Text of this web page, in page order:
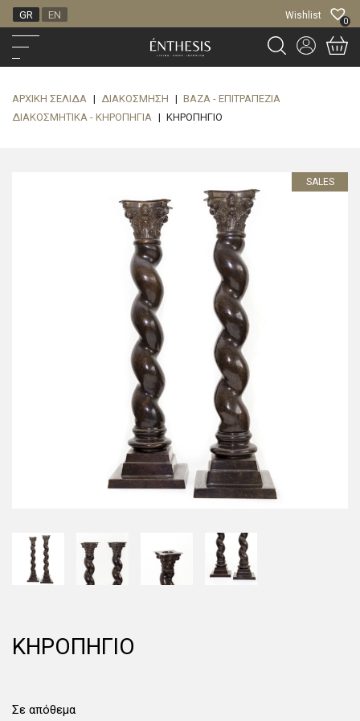
GR EN Wishlist
0
ΑΡΧΙΚΉ ΣΕΛΊΔΑ | ΔΙΑΚΌΣΜΗΣΗ | ΒΆΖΑ - ΕΠΙΤΡΑΠΈΖΙΑ
ΔΙΑΚΟΣΜΗΤΙΚΆ - ΚΗΡΟΠΉΓΙΑ | ΚΗΡΟΠΗΓΙΟ
SALES
ΚΗΡΟΠΗΓΙΟ
Σε απόθεμα